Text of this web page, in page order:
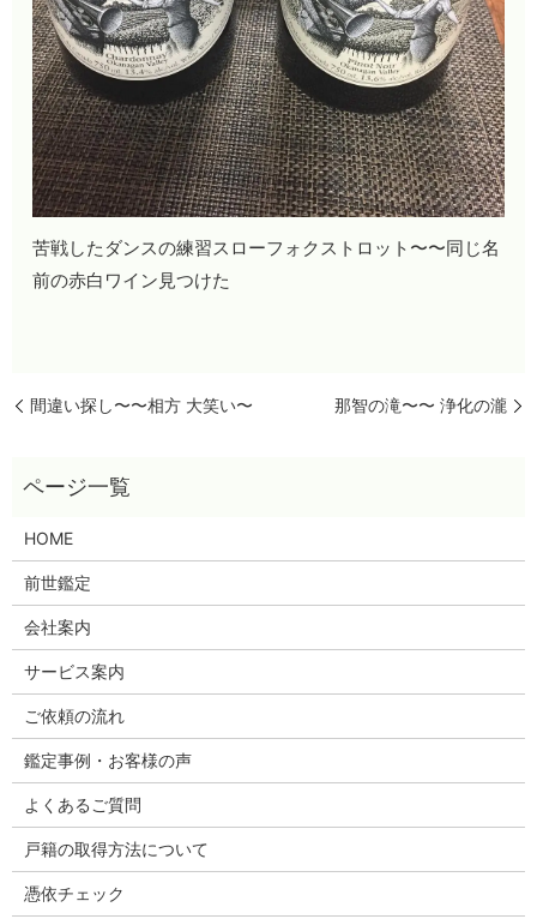
苦戦したダンスの練習スローフォクストロット〜〜同じ名
前の赤白ワイン見つけた
間違い探し〜〜相方 大笑い〜 那智の滝〜〜 浄化の瀧
HOME
前世鑑定
会社案内
サービス案内
ご依頼の流れ
鑑定事例・お客様の声
よくあるご質問
戸籍の取得方法について
憑依チェック